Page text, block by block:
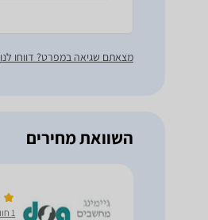
מצאתם שגיאה במפרט? דווחו לנו
השוואת מחירים
1 חוות דעת בשנה האחרונה